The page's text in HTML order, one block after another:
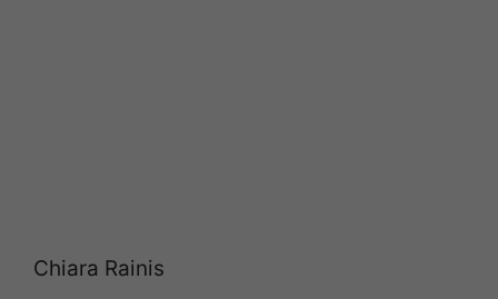
Chiara Rainis